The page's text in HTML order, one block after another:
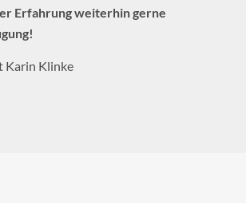
Erfahrung weiterhin gerne
Karin Klinke